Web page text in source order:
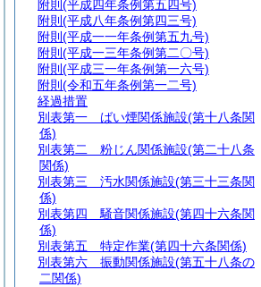
附則 (平成四年条例第五四号)
附則 (平成八年条例第四三号)
附則 (平成一一年条例第五九号)
附則 (平成一三年条例第二〇号)
附則 (平成三一年条例第一六号)
附則 (令和五年条例第一二号)
経過措置
別表第一 ばい煙関係施設(第十八条関
係)
別表第二
粉じん関係施設(第二十八条
関係)
別表第三 汚水関係施設(第三十三条関
係)
別表第四 騒音関係施設(第四十六条関
係)
別表第五 特定作業(第四十六条関係)
別表第六 振動関係施設(第五十八条の
二関係)